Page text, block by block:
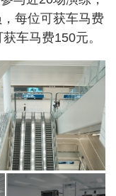
每位可获车马费
车马费150元。